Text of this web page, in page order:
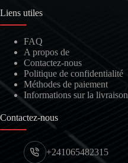
Liens utiles
FAQ
A propos de
Contactez-nous
Politique de confidentialité
Méthodes de paiement
Informations sur la livraison
Contactez-nous
+241065482315